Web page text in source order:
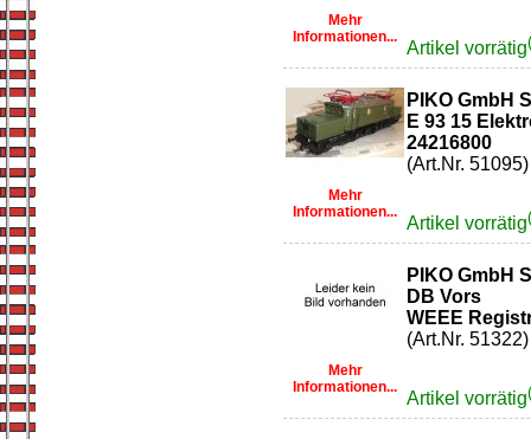
Mehr
Informationen...
Artikel vorrätig
Mehr
Informationen...
PIKO GmbH
E 93 15
24216800
(Art.Nr. 51095)
Artikel vorrätig
Mehr
Informationen...
PIKO GmbH
DB Vors
WEEE
(Art.Nr. 51322)
Artikel vorrätig